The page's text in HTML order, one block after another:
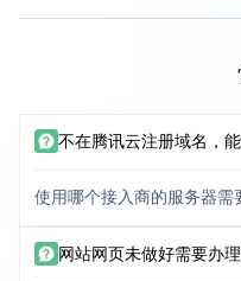
不在腾讯云注册域名，
使用哪个接入商的服务器需
网站网页未做好需要办